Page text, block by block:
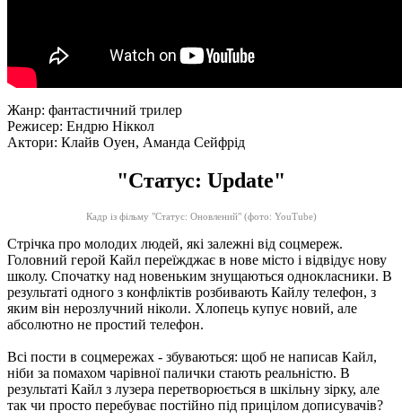
Жанр: фантастичний трилер
Режисер: Ендрю Ніккол
Актори: Клайв Оуен, Аманда Сейфрід
"Статус: Update"
Кадр із фільму "Статус: Оновлений" (фото: YouTube)
Стрічка про молодих людей, які залежні від соцмереж.
Головний герой Кайл переїжджає в нове місто і відвідує нову
школу. Спочатку над новеньким знущаються однокласники. В
результаті одного з конфліктів розбивають Кайлу телефон, з
яким він нерозлучний ніколи. Хлопець купує новий, але
абсолютно не простий телефон.
Всі пости в соцмережах - збуваються: щоб не написав Кайл,
ніби за помахом чарівної палички стають реальністю. В
результаті Кайл з лузера перетворюється в шкільну зірку, але
так чи просто перебуває постійно під прицілом дописувачів?